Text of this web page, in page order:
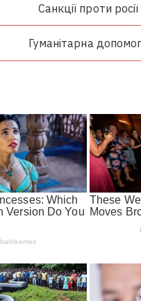
Санкції проти росії
Гуманітарна